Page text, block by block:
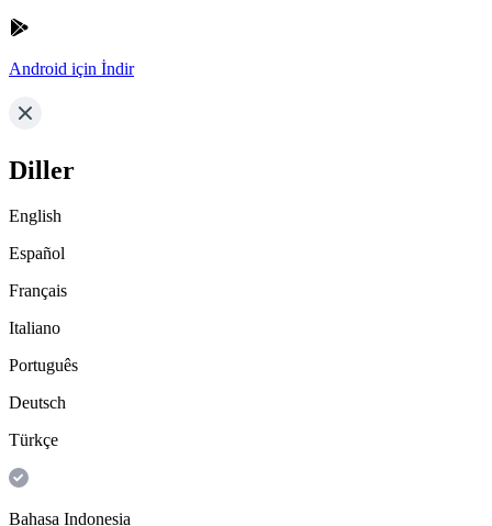
Android için İndir
Diller
English
Español
Français
Italiano
Português
Deutsch
Türkçe
Bahasa Indonesia